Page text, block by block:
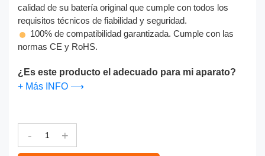
calidad de su batería original que cumple con todos los
requisitos técnicos de fiabilidad y seguridad.
100% de compatibilidad garantizada. Cumple con las
normas CE y RoHS.
¿Es este producto el adecuado para mi aparato?
+ Más INFO ⟶
- +